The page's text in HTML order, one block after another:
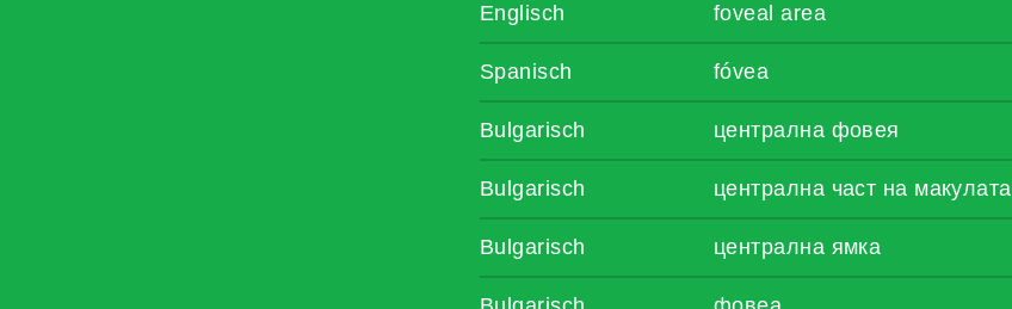
Englisch foveal area
Spanisch fóvea
Bulgarisch централна фовея
Bulgarisch централна част на макулата
Bulgarisch централна ямка